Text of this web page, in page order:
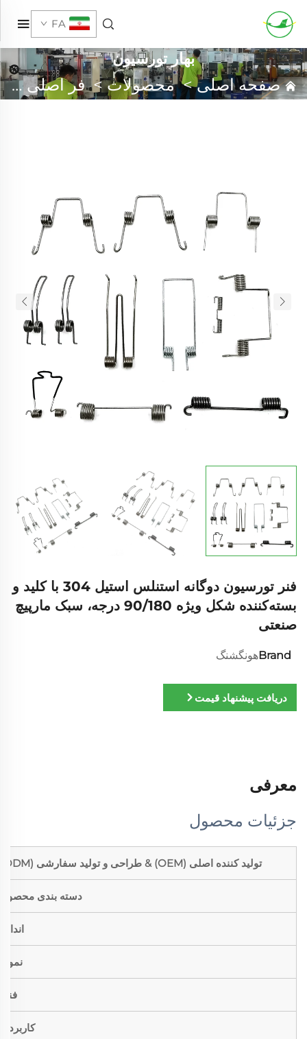
FA
بهار تورسیون
صفحه اصلی>محصولات>فر اصلی سفارشی
فنر تورسیون دوگانه استنلس استیل 304 با کلید و
بسته‌کننده شکل ویژه 90/180 درجه، سبک مارپیچ
صنعتی
Brandهونگشنگ
دریافت پیشنهاد قیمت
معرفی
جزئیات محصول
تولید کننده اصلی (OEM) & طراحی و تولید سفارشی (ODM)
دسته بندی محصول
اندازه
نمونه
فنی
کاربردها